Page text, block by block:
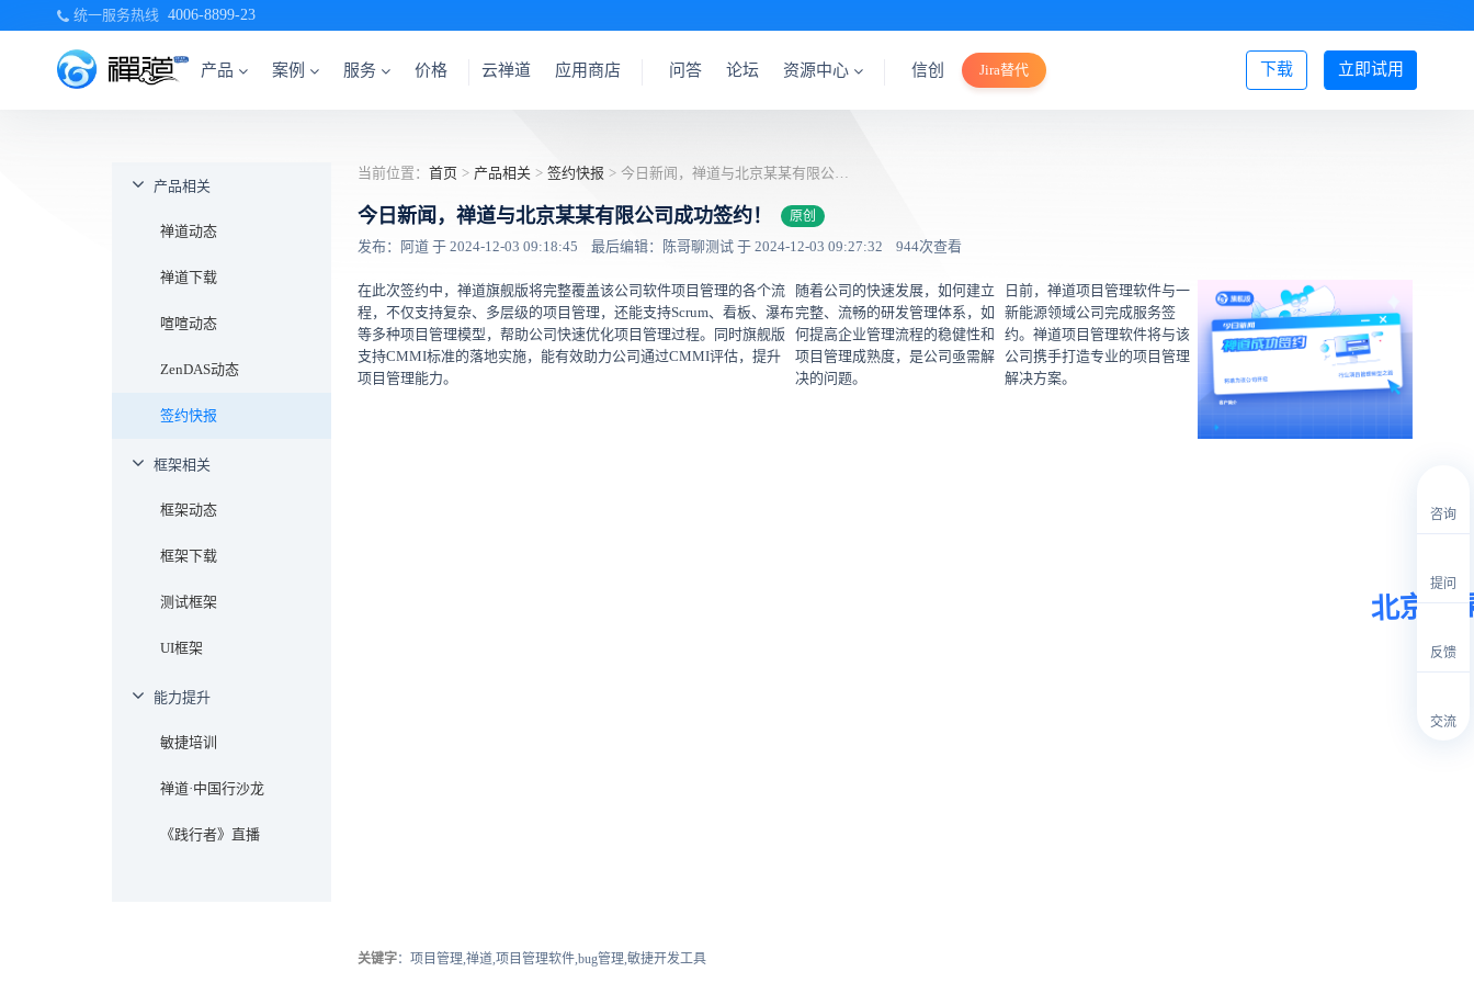
统一服务热线 4006-8899-23
产品 案例 服务 价格 立即试用
下载
云禅道 应用商店 问答 论坛 资源中心 信创 Jira替代 登录/注册
产品相关
禅道动态
禅道下载
喧喧动态
ZenDAS动态
签约快报
框架相关
框架动态
框架下载
测试框架
UI框架
能力提升
敏捷培训
禅道·中国行沙龙
《践行者》直播
当前位置： 首页 > 产品相关 > 签约快报 > 今日新闻，禅道与北京某某有限公司成功签约！
今日新闻，禅道与北京某某有限公司成功签约！ 原创
发布：阿道 于 2024-12-03 09:18:45 最后编辑：陈哥聊测试 于 2024-12-03 09:27:32 944次查看
北京某
日前，禅道项目管理软件与一
新能源领域公司完成服务签
约。禅道项目管理软件将与该
公司携手打造专业的项目管理
解决方案。
随着公司的快速发展，如何建立
完整、流畅的研发管理体系，如
何提高企业管理流程的稳健性和
项目管理成熟度，是公司亟需解
决的问题。
在此次签约中，禅道旗舰版将完整覆盖该公司软件项目管理的各个流
程，不仅支持复杂、多层级的项目管理，还能支持Scrum、看板、瀑布
等多种项目管理模型，帮助公司快速优化项目管理过程。同时旗舰版
支持CMMI标准的落地实施，能有效助力公司通过CMMI评估，提升
项目管理能力。
关键字：项目管理,禅道,项目管理软件,bug管理,敏捷开发工具
咨询
提问
反馈
交流